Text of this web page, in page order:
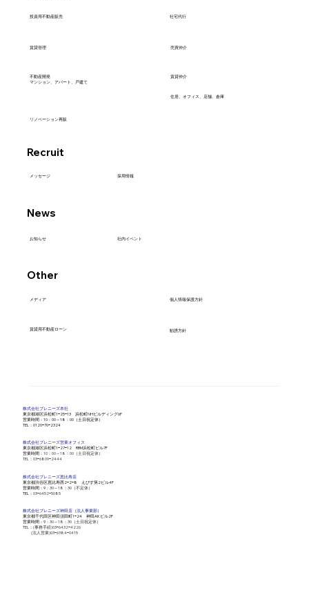
株式会社​プレニーズ本社
​東京都港区浜松町1ｰ25ｰ13 浜松町NHビルディング6F
営業時間：10：00～18：00（土日祝定休）
​TEL：0120ｰ70ｰ2324
株式会社​プレニーズ営業オフィス
​東京都港区浜松町1ｰ27ｰ12 RBM浜松町ビル7F
営業時間： 10：00～18：00（土日祝定休）
​TEL：03ｰ6809ｰ2444
株式会社​プレニーズ恵比寿店
​東京都渋谷区恵比寿西2ｰ2ｰ8 えびす第2ビル4F
営業時間：9：30～18：30（不定休）
​TEL： 03ｰ6452ｰ5085
株式会社​プレニーズ神田店（法人事業部）
​東京都千代田区神田須田町1ｰ24 神田AKビル2F
営業時間：9：30～18：30（土日祝定休）
TEL：(事務手続)03ｰ6432ｰ4226
(法人営業)03ｰ6384ｰ0415
Recruit
News
Other
​投資用不動産販売
賃貸管理
不動産開発
マンション、アパート、戸建て
メッセージ
お知らせ
個人情報保護方針
勧誘方針
社宅代行
売買仲介
賃貸仲介
住居、オフィス、店舗、倉庫
採用情報
社内イベント
賃貸用不動産ローン
リノベーション再販
メディア